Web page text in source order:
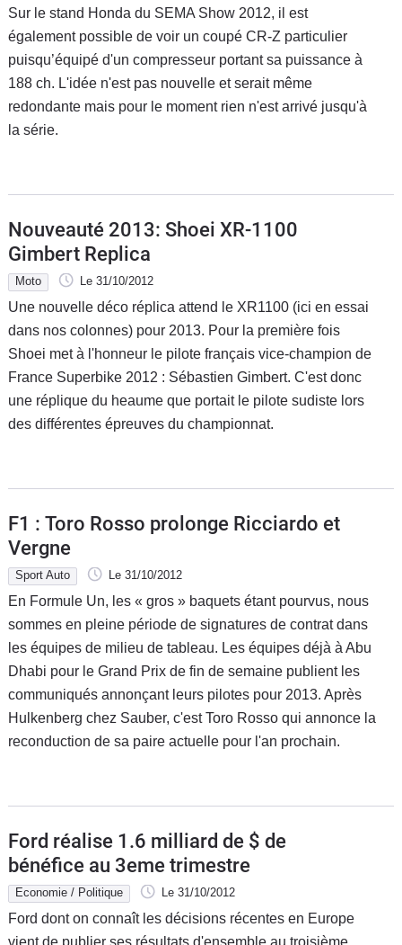
Sur le stand Honda du SEMA Show 2012, il est
également possible de voir un coupé CR-Z particulier
puisqu’équipé d'un compresseur portant sa puissance à
188 ch. L'idée n'est pas nouvelle et serait même
redondante mais pour le moment rien n'est arrivé jusqu'à
la série.
Nouveauté 2013: Shoei XR-1100
Gimbert Replica
Moto Le 31/10/2012
Une nouvelle déco réplica attend le XR1100 (ici en essai
dans nos colonnes) pour 2013. Pour la première fois
Shoei met à l'honneur le pilote français vice-champion de
France Superbike 2012 : Sébastien Gimbert. C'est donc
une réplique du heaume que portait le pilote sudiste lors
des différentes épreuves du championnat.
F1 : Toro Rosso prolonge Ricciardo et
Vergne
Sport Auto Le 31/10/2012
En Formule Un, les « gros » baquets étant pourvus, nous
sommes en pleine période de signatures de contrat dans
les équipes de milieu de tableau. Les équipes déjà à Abu
Dhabi pour le Grand Prix de fin de semaine publient les
communiqués annonçant leurs pilotes pour 2013. Après
Hulkenberg chez Sauber, c'est Toro Rosso qui annonce la
reconduction de sa paire actuelle pour l'an prochain.
Ford réalise 1.6 milliard de $ de
bénéfice au 3eme trimestre
Economie / Politique Le 31/10/2012
Ford dont on connaît les décisions récentes en Europe
vient de publier ses résultats d'ensemble au troisième